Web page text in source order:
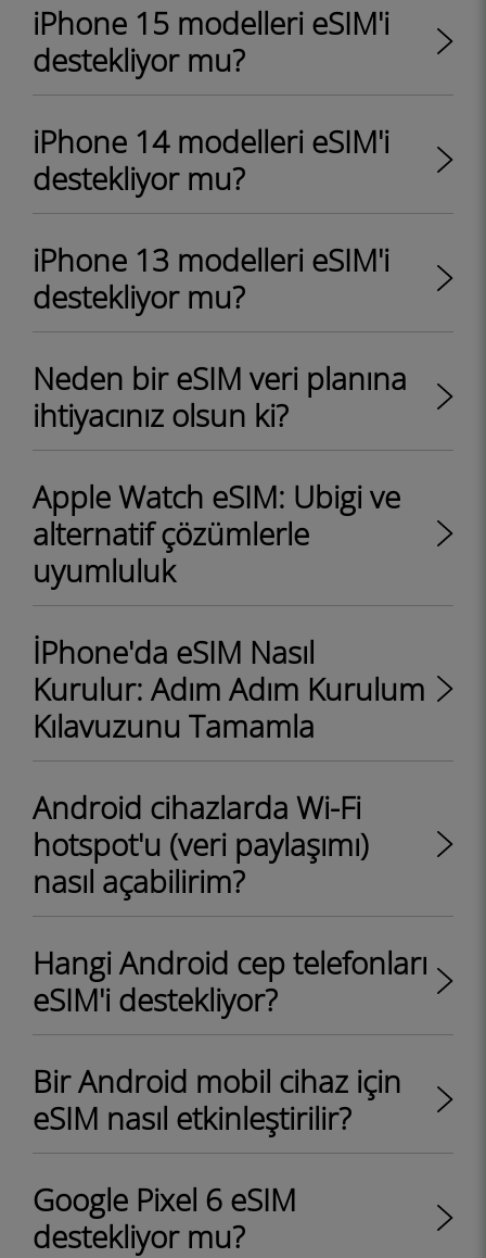
iPhone 15 modelleri eSIM'i
destekliyor mu?
iPhone 14 modelleri eSIM'i
destekliyor mu?
iPhone 13 modelleri eSIM'i
destekliyor mu?
Neden bir eSIM veri planına
ihtiyacınız olsun ki?
Apple Watch eSIM: Ubigi ve
alternatif çözümlerle
uyumluluk
İPhone'da eSIM Nasıl
Kurulur: Adım Adım Kurulum
Kılavuzunu Tamamla
Android cihazlarda Wi-Fi
hotspot'u (veri paylaşımı)
nasıl açabilirim?
Hangi Android cep telefonları
eSIM'i destekliyor?
Bir Android mobil cihaz için
eSIM nasıl etkinleştirilir?
Google Pixel 6 eSIM
destekliyor mu?